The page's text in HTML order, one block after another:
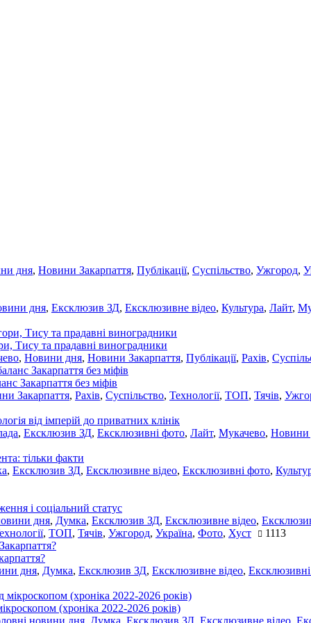
дня, Новини Закарпаття, Публікації, Суспільство, Ужгород,
дня, Ексклюзив ЗД, Ексклюзивне відео, Культура, Лайт,
Тису та прадавні виноградники
, Новини дня, Новини Закарпаття, Публікації, Рахів,
Закарпаття без міфів
Закарпаття, Рахів, Суспільство, Технології, ТОП, Тячів,
від імперій до приватних клінік
, Ексклюзив ЗД, Ексклюзивні фото, Лайт, Мукачево, Новини
тільки факти
, Ексклюзив ЗД, Ексклюзивне відео, Ексклюзивні фото,
і соціальний статус
дня, Думка, Ексклюзив ЗД, Ексклюзивне відео,
, ТОП, Тячів, Ужгород, Україна, Фото, Хуст 1113
дня, Думка, Ексклюзив ЗД, Ексклюзивне відео,
(хроніка 2022-2026 років)